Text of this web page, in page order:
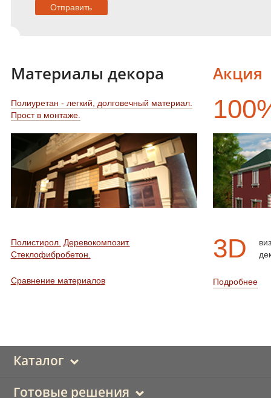
Акция
3D
Подробнее
Материалы декора
Полиуретан - легкий, долговечный материал.
Прост в монтаже.
Полистирол. Деревокомпозит.
Стеклофибробетон.
Сравнение материалов
Каталог
Готовые решения